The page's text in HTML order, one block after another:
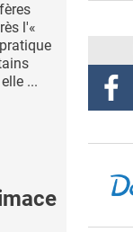
l'«
...